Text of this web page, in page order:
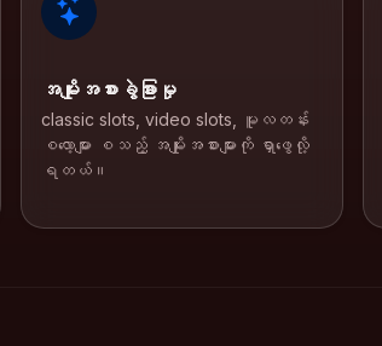
အမျိုးအစားခွဲခြားမှု
classic slots, video slots, မူလတန်း
စလော့များ စသည့် အမျိုးအစားများကို ရှာဖွေလို့
ရတယ်။